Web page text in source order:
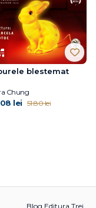
blestemat
Chung
lei 51.80 lei
Blog Editura Trei